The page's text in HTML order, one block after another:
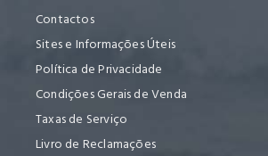
Contactos
Sites e Informações Úteis
Política de Privacidade
Condições Gerais de Venda
Taxas de Serviço
Livro de Reclamações